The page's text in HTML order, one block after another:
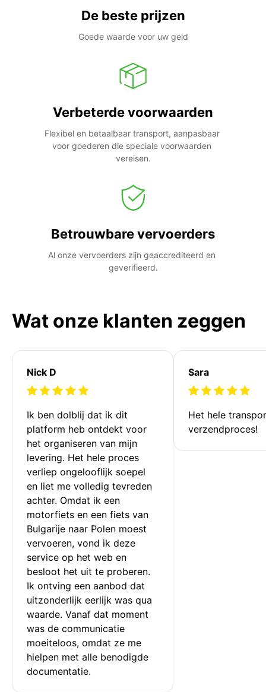
De beste prijzen
Goede waarde voor uw geld
Verbeterde voorwaarden
Flexibel en betaalbaar transport, aanpasbaar
voor goederen die speciale voorwaarden
vereisen.
Betrouwbare vervoerders
Al onze vervoerders zijn geaccrediteerd en
geverifieerd.
Wat onze klanten zeggen
Nick D
Ik ben dolblij dat ik dit
platform heb ontdekt voor
het organiseren van mijn
levering. Het hele proces
verliep ongelooflijk soepel
en liet me volledig tevreden
achter. Omdat ik een
motorfiets en een fiets van
Bulgarije naar Polen moest
vervoeren, vond ik deze
service op het web en
besloot het uit te proberen.
Ik ontving een aanbod dat
uitzonderlijk eerlijk was qua
waarde. Vanaf dat moment
was de communicatie
moeiteloos, omdat ze me
hielpen met alle benodigde
documentatie.
Sara
Het hele
verzendproces!